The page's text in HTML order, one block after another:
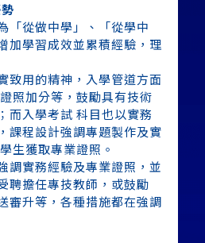
「從做中學」、「從學中
加學習成效並累積經驗，理
致用的精神，入學管道方面
照加分等，鼓勵具有技術
而入學考試 科目也以實務
課程設計強調專題製作及實
生獲取專業證照。
調實務經驗及專業證照，並
聘擔任專技教師，或鼓勵
審升等，各種措施都在強調